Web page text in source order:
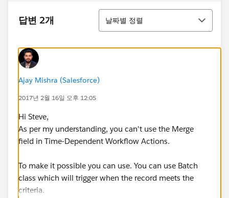
답변 2개
정렬
날짜별 정렬
Ajay Mishra (Salesforce)
2017년 2월 16일 오후 12:05
Hi Steve,
As per my understanding, you can't use the Merge
field in Time-Dependent Workflow Actions.
To make it possible you can use. You can use Batch
class which will trigger when the record meets the
criteria.